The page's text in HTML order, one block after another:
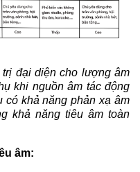
đại diện cho lượng âm
khi nguồn âm tác động
có khả năng phản xạ âm
khả năng tiêu âm toàn
âm: